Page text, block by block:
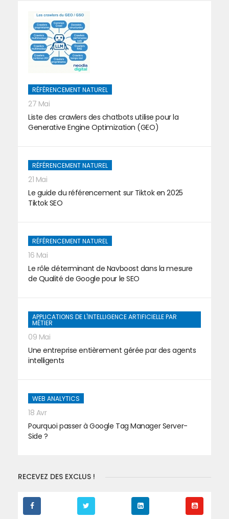
RÉFÉRENCEMENT NATUREL
27 Mai
Liste des crawlers des chatbots utilise pour la
Generative Engine Optimization (GEO)
RÉFÉRENCEMENT NATUREL
21 Mai
Le guide du référencement sur Tiktok en 2025
Tiktok SEO
RÉFÉRENCEMENT NATUREL
16 Mai
Le rôle déterminant de Navboost dans la mesure
de Qualité de Google pour le SEO
APPLICATIONS DE L'INTELLIGENCE ARTIFICIELLE PAR
MÉTIER
09 Mai
Une entreprise entièrement gérée par des agents
intelligents
WEB ANALYTICS
18 Avr
Pourquoi passer à Google Tag Manager Server-
Side ?
RECEVEZ DES EXCLUS !